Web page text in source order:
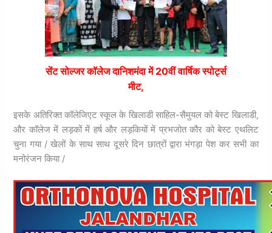
सेंट सोल्जर कॉलेज दानिशमंदा में 20वीं वार्षिक स्पोर्ट्स
मीट,
इसके अतिरिक्त कॉलेजिएट स्कूल के खिलाडी साहिल-सैमुयल को बेस्ट खिलाडी,
और कॉलेज में लड़कों में हर्ष और लड़कियों में प्रभजोत कौर को बेस्ट एथलिट
चुना गया / खेलों के साथ साथ दूसरे दिन छात्रों द्वारा भंगड़ा पेश कर सभी का
मनोरंजन किया /